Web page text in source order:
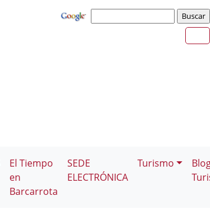
El Tiempo
en
Barcarrota
SEDE
ELECTRÓNICA
Turismo